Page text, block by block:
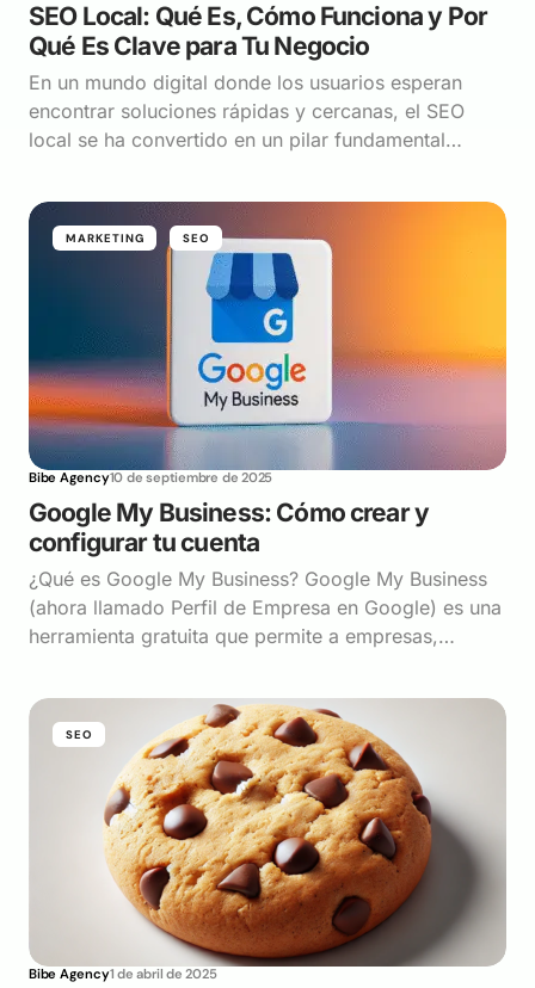
SEO Local: Qué Es, Cómo Funciona y Por
Qué Es Clave para Tu Negocio
En un mundo digital donde los usuarios esperan
encontrar soluciones rápidas y cercanas, el SEO
local se ha convertido en un pilar fundamental…
MARKETING SEO
Bibe Agency10 de septiembre de 2025
Google My Business: Cómo crear y
configurar tu cuenta
¿Qué es Google My Business? Google My Business
(ahora llamado Perfil de Empresa en Google) es una
herramienta gratuita que permite a empresas,…
SEO
Bibe Agency1 de abril de 2025